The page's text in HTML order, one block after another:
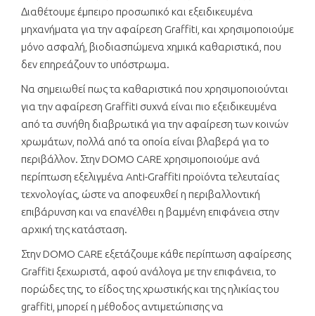
Διαθέτουμε έμπειρο προσωπικό και εξειδικευμένα
μηχανήματα για την αφαίρεση Graffiti, και χρησιμοποιούμε
μόνο ασφαλή, βιοδιασπώμενα χημικά καθαριστικά, που
δεν επηρεάζουν το υπόστρωμα.
Να σημειωθεί πως τα καθαριστικά που χρησιμοποιούνται
για την αφαίρεση Graffiti συχνά είναι πιο εξειδικευμένα
από τα συνήθη διαβρωτικά για την αφαίρεση των κοινών
χρωμάτων, πολλά από τα οποία είναι βλαβερά για το
περιβάλλον. Στην DOMO CARE χρησιμοποιούμε ανά
περίπτωση εξελιγμένα Anti-Graffiti προϊόντα τελευταίας
τεχνολογίας, ώστε να αποφευχθεί η περιβαλλοντική
επιβάρυνση και να επανέλθει η βαμμένη επιφάνεια στην
αρχική της κατάσταση.
Στην DOMO CARE εξετάζουμε κάθε περίπτωση αφαίρεσης
Graffiti ξεχωριστά, αφού ανάλογα με την επιφάνεια, το
πορώδες της, το είδος της χρωστικής και της ηλικίας του
graffiti, μπορεί η μέθοδος αντιμετώπισης να